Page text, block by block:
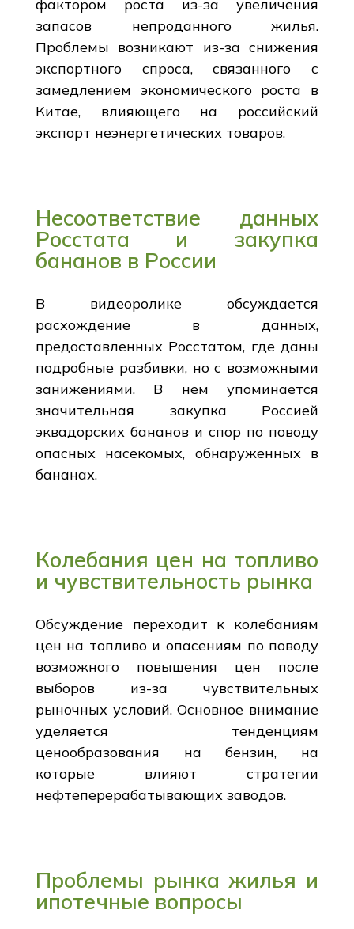
фактором роста из-за увеличения
запасов непроданного жилья.
Проблемы возникают из-за снижения
экспортного спроса, связанного с
замедлением экономического роста в
Китае, влияющего на российский
экспорт неэнергетических товаров.
Несоответствие данных
Росстата и закупка
бананов в России
В видеоролике обсуждается
расхождение в данных,
предоставленных Росстатом, где даны
подробные разбивки, но с возможными
занижениями. В нем упоминается
значительная закупка Россией
эквадорских бананов и спор по поводу
опасных насекомых, обнаруженных в
бананах.
Колебания цен на топливо
и чувствительность рынка
Обсуждение переходит к колебаниям
цен на топливо и опасениям по поводу
возможного повышения цен после
выборов из-за чувствительных
рыночных условий. Основное внимание
уделяется тенденциям
ценообразования на бензин, на
которые влияют стратегии
нефтеперерабатывающих заводов.
Проблемы рынка жилья и
ипотечные вопросы